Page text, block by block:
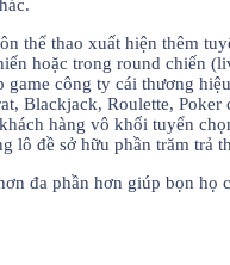
thể thao xuất hiện thêm
hoặc trong round chiến
công ty cái thương
Blackjack, Roulette, Poker
hàng vô khối tuyển
lô đề sở hữu phần trăm trả
đa phần hơn giúp bọn